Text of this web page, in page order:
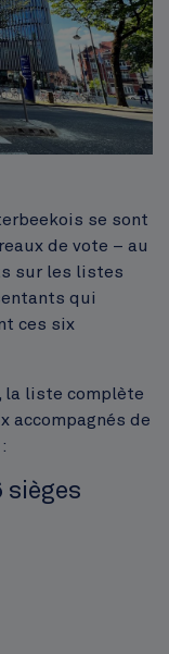
se sont
de vote – au
sur les listes
qui
ces six
la liste complète
accompagnés de
sièges